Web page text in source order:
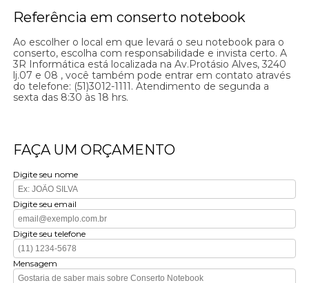
Referência em conserto notebook
Ao escolher o local em que levará o seu notebook para o
conserto, escolha com responsabilidade e invista certo. A
3R Informática está localizada na Av.Protásio Alves, 3240
lj.07 e 08 , você também pode entrar em contato através
do telefone: (51)3012-1111. Atendimento de segunda a
sexta das 8:30 às 18 hrs.
FAÇA UM ORÇAMENTO
Digite seu nome
Digite seu email
Digite seu telefone
Mensagem